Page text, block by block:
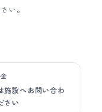
い。
施設へお問い合わ
さい